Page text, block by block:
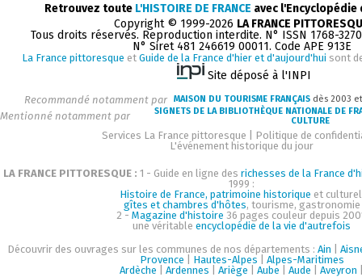
Retrouvez toute L'HISTOIRE DE FRANCE avec
Copyright © 1999-2026 LA FRANCE
Tous droits réservés. Reproduction interdite. N° ISSN 1768-
N° Siret 481 246619 00011. Code APE 913E
La France pittoresque et Guide de la France d'hier et d'aujourd'hui sont
Site déposé à l'INPI
Recommandé notamment par MAISON DU TOURISME FRANÇAIS dès 2003
Mentionné notamment par
SIGNETS DE LA BIBLIOTHÈQUE NATIONALE DE
CULTURE
Services La France pittoresque
Politique de
L'événement historique du jour
LA FRANCE PITTORESQUE : 1 - Guide en ligne des richesses de la France
1999 :
Histoire de France, patrimoine historique et
gîtes et chambres d'hôtes, tourisme, gastronomie
2 - Magazine d'histoire 36 pages couleur depuis
une véritableencyclopédie de la vie d'autrefois
Découvrir des ouvrages sur les communes de nos départements :Ain |
Provence
Hautes-Alpes
Alpes-Maritimes
Ardèche |Ardennes |Ariège |Aube |Aude |Aveyron